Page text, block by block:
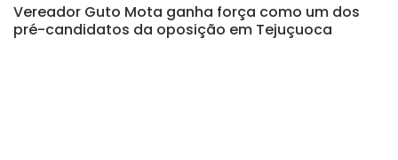
Vereador Guto Mota ganha força como um dos
pré-candidatos da oposição em Tejuçuoca